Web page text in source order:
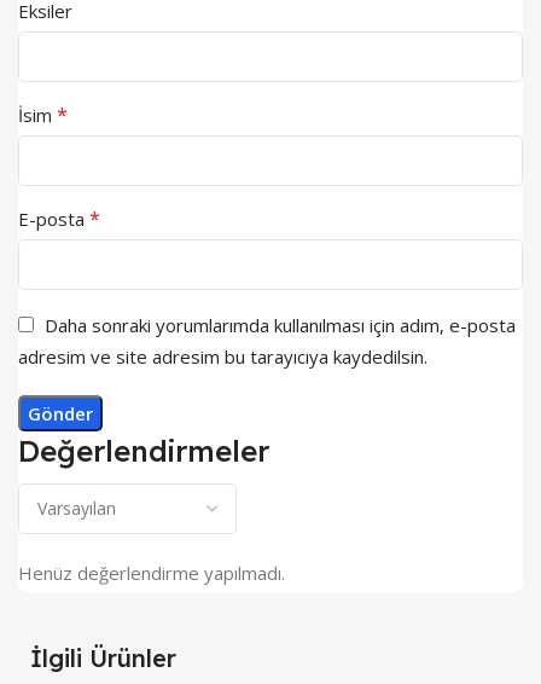
Değerlendirmeler
Henüz değerlendirme yapılmadı.
Eksiler
İsim *
E-posta *
Daha sonraki yorumlarımda kullanılması için adım, e-posta
adresim ve site adresim bu tarayıcıya kaydedilsin.
İlgili Ürünler